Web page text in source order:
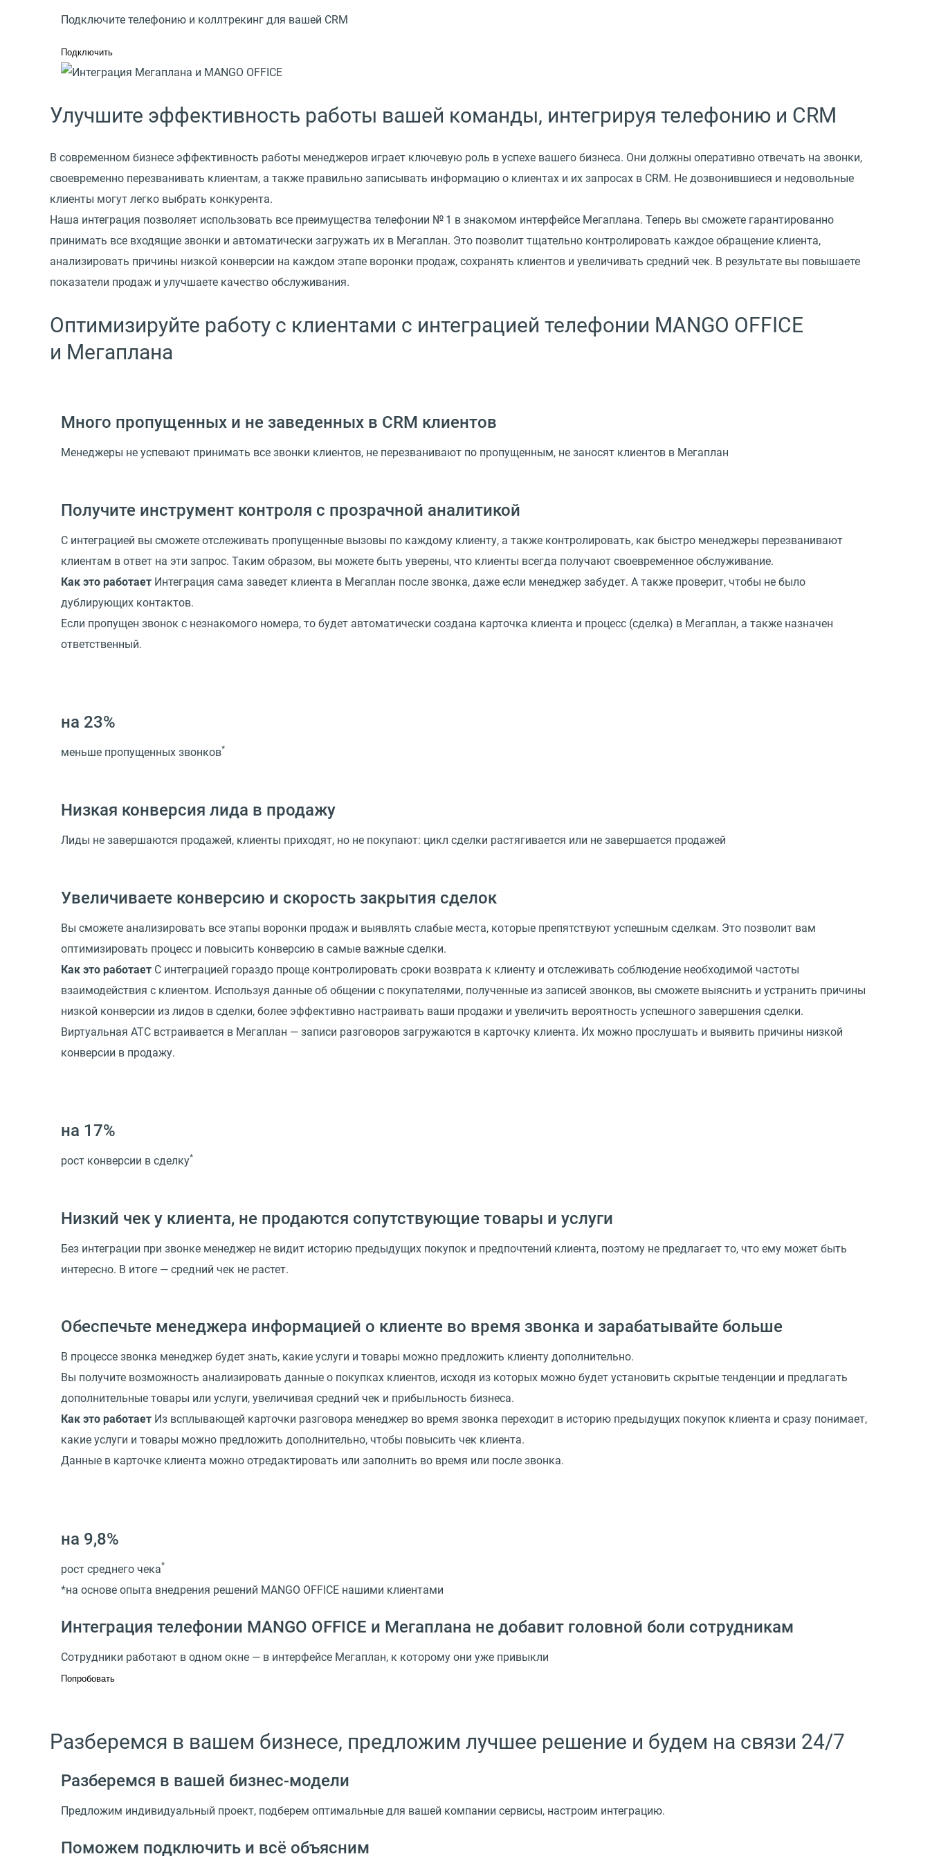
Подключите телефонию и коллтрекинг для вашей CRM
Подключить
Улучшите эффективность работы вашей команды, интегрируя телефонию и CRM
В современном бизнесе эффективность работы менеджеров играет ключевую роль в успехе вашего бизнеса. Они должны оперативно отвечать на звонки,
своевременно перезванивать клиентам, а также правильно записывать информацию о клиентах и их запросах в CRM. Не дозвонившиеся и недовольные
клиенты могут легко выбрать конкурента.
Наша интеграция позволяет использовать все преимущества телефонии № 1 в знакомом интерфейсе Мегаплана. Теперь вы сможете гарантированно
принимать все входящие звонки и автоматически загружать их в Мегаплан. Это позволит тщательно контролировать каждое обращение клиента,
анализировать причины низкой конверсии на каждом этапе воронки продаж, сохранять клиентов и увеличивать средний чек. В результате вы повышаете
показатели продаж и улучшаете качество обслуживания.
Оптимизируйте работу с клиентами с интеграцией телефонии MANGO OFFICE
и Мегаплана
Много пропущенных и не заведенных в CRM клиентов
Менеджеры не успевают принимать все звонки клиентов, не перезванивают по пропущенным, не заносят клиентов в Мегаплан
Получите инструмент контроля с прозрачной аналитикой
С интеграцией вы сможете отслеживать пропущенные вызовы по каждому клиенту, а также контролировать, как быстро менеджеры перезванивают
клиентам в ответ на эти запрос. Таким образом, вы можете быть уверены, что клиенты всегда получают своевременное обслуживание.
Как это работает Интеграция сама заведет клиента в Мегаплан после звонка, даже если менеджер забудет. А также проверит, чтобы не было
дублирующих контактов.
Если пропущен звонок с незнакомого номера, то будет автоматически создана карточка клиента и процесс (сделка) в Мегаплан, а также назначен
ответственный.
на 23%
меньше пропущенных звонков*
Низкая конверсия лида в продажу
Лиды не завершаются продажей, клиенты приходят, но не покупают: цикл сделки растягивается или не завершается продажей
Увеличиваете конверсию и скорость закрытия сделок
Вы сможете анализировать все этапы воронки продаж и выявлять слабые места, которые препятствуют успешным сделкам. Это позволит вам
оптимизировать процесс и повысить конверсию в самые важные сделки.
Как это работает С интеграцией гораздо проще контролировать сроки возврата к клиенту и отслеживать соблюдение необходимой частоты
взаимодействия с клиентом. Используя данные об общении с покупателями, полученные из записей звонков, вы сможете выяснить и устранить причины
низкой конверсии из лидов в сделки, более эффективно настраивать ваши продажи и увеличить вероятность успешного завершения сделки.
Виртуальная АТС встраивается в Мегаплан — записи разговоров загружаются в карточку клиента. Их можно прослушать и выявить причины низкой
конверсии в продажу.
на 17%
рост конверсии в сделку*
Низкий чек у клиента, не продаются сопутствующие товары и услуги
Без интеграции при звонке менеджер не видит историю предыдущих покупок и предпочтений клиента, поэтому не предлагает то, что ему может быть
интересно. В итоге — средний чек не растет.
Обеспечьте менеджера информацией о клиенте во время звонка и зарабатывайте больше
В процессе звонка менеджер будет знать, какие услуги и товары можно предложить клиенту дополнительно.
Вы получите возможность анализировать данные о покупках клиентов, исходя из которых можно будет установить скрытые тенденции и предлагать
дополнительные товары или услуги, увеличивая средний чек и прибыльность бизнеса.
Как это работает Из всплывающей карточки разговора менеджер во время звонка переходит в историю предыдущих покупок клиента и сразу понимает,
какие услуги и товары можно предложить дополнительно, чтобы повысить чек клиента.
Данные в карточке клиента можно отредактировать или заполнить во время или после звонка.
на 9,8%
рост среднего чека*
*на основе опыта внедрения решений MANGO OFFICE нашими клиентами
Интеграция телефонии MANGO OFFICE и Мегаплана не добавит головной боли сотрудникам
Сотрудники работают в одном окне — в интерфейсе Мегаплан, к которому они уже привыкли
Попробовать
Разберемся в вашем бизнесе, предложим лучшее решение и будем на связи 24/7
Разберемся в вашей бизнес-модели
Предложим индивидуальный проект, подберем оптимальные для вашей компании сервисы, настроим интеграцию.
Поможем подключить и всё объясним